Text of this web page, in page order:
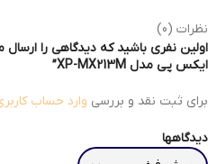
نظرات (0)
دیدگاهها
اولین نفری باشید که دیدگاهی را
ایکس پی مدل XP-MX213M”
برای ثبت نقد و بررسی وارد حساب